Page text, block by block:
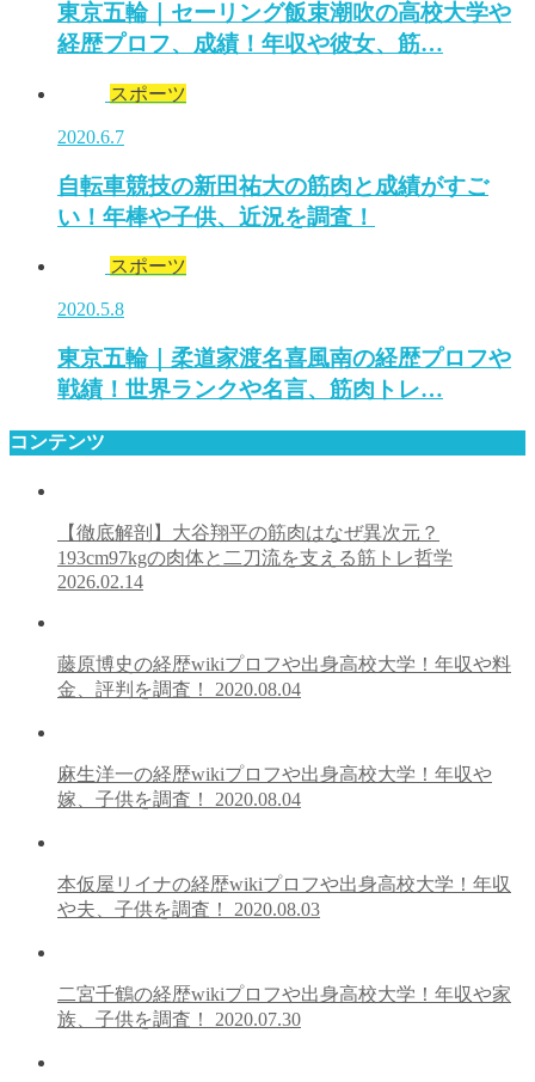
東京五輪｜セーリング飯束潮吹の高校大学や
経歴プロフ、成績！年収や彼女、筋…
スポーツ
2020.6.7
自転車競技の新田祐大の筋肉と成績がすご
い！年棒や子供、近況を調査！
スポーツ
2020.5.8
東京五輪｜柔道家渡名喜風南の経歴プロフや
戦績！世界ランクや名言、筋肉トレ…
コンテンツ
【徹底解剖】大谷翔平の筋肉はなぜ異次元？
193cm97kgの肉体と二刀流を支える筋トレ哲学
2026.02.14
藤原博史の経歴wikiプロフや出身高校大学！年収や料
金、評判を調査！ 2020.08.04
麻生洋一の経歴wikiプロフや出身高校大学！年収や
嫁、子供を調査！ 2020.08.04
本仮屋リイナの経歴wikiプロフや出身高校大学！年収
や夫、子供を調査！ 2020.08.03
二宮千鶴の経歴wikiプロフや出身高校大学！年収や家
族、子供を調査！ 2020.07.30